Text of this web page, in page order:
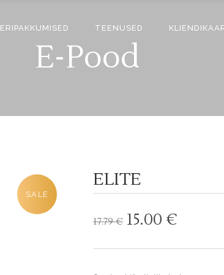
ERIPAKKUMISED TEENUSED
E-Pood
SALE
ELITE
17.79€ Algne
15.00 €